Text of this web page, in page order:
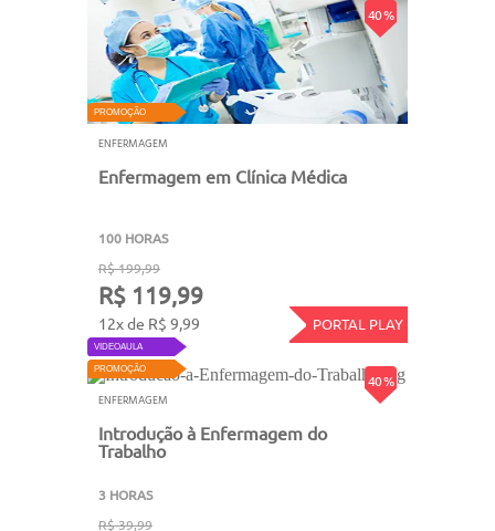
40 %
PROMOÇÃO
ENFERMAGEM
Enfermagem em Clínica Médica
100 HORAS
R$ 199,99
R$ 119,99
12x de R$ 9,99 PORTAL PLAY
40 %
VIDEOAULA
PROMOÇÃO
ENFERMAGEM
Introdução à Enfermagem do
Trabalho
3 HORAS
R$ 39,99